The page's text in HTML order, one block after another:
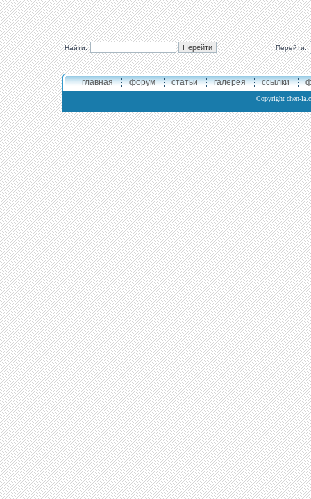
Найти: Перейти:
главная форум статьи галерея ссылки
Copyright chen-